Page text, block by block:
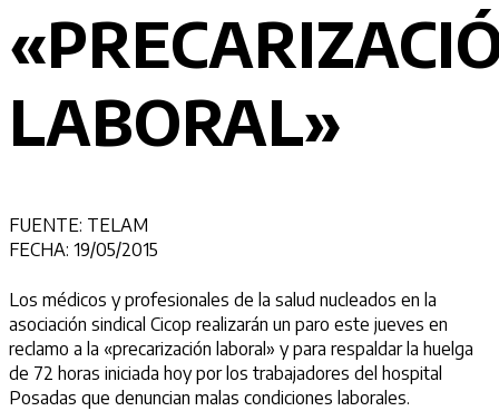
LABORAL»
FUENTE: TELAM
FECHA: 19/05/2015
Los médicos y profesionales de la salud nucleados en la
asociación sindical Cicop realizarán un paro este jueves en
reclamo a la «precarización laboral» y para respaldar la huelga
de 72 horas iniciada hoy por los trabajadores del hospital
Posadas que denuncian malas condiciones laborales.